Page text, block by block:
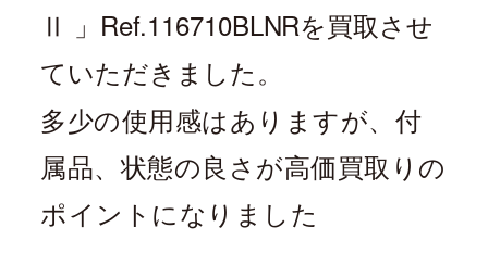
Ⅱ
」Ref.116710BLNRを買取させ
ていただきました。
多少の使用感はありますが、付
属品、状態の良さが高価買取りの
ポイントになりました